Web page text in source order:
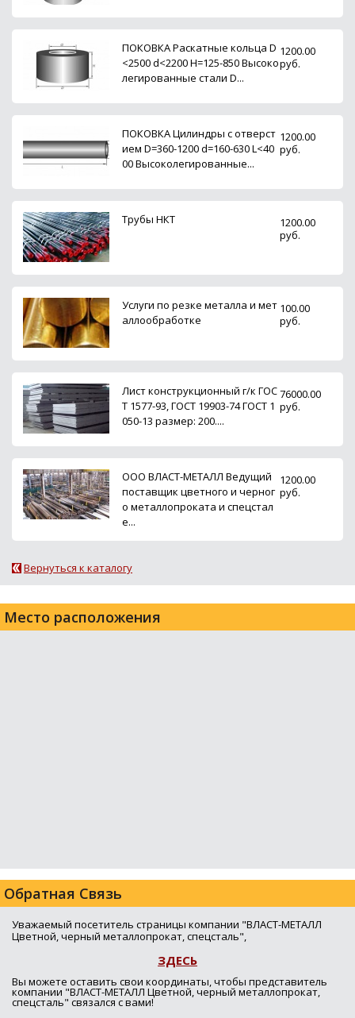
ПОКОВКА Раскатные кольца D
<2500 d<2200 H=125-850 Высоко
легированные стали D...
1200.00
руб.
ПОКОВКА Цилиндры с отверст
ием D=360-1200 d=160-630 L<40
00 Высоколегированные...
1200.00
руб.
Трубы НКТ
1200.00
руб.
Услуги по резке металла и мет
аллообработке
100.00
руб.
Лист конструкционный г/к ГОС
Т 1577-93, ГОСТ 19903-74 ГОСТ 1
050-13 размер: 200....
76000.00
руб.
ООО ВЛАСТ-МЕТАЛЛ Ведущий
поставщик цветного и черног
о металлопроката и спецстал
е...
1200.00
руб.
Вернуться к каталогу
Место расположения
Обратная Связь
Уважаемый посетитель страницы компании "ВЛАСТ-МЕТАЛЛ
Цветной, черный металлопрокат, спецсталь",
ЗДЕСЬ
Вы можете оставить свои координаты, чтобы представитель
компании "ВЛАСТ-МЕТАЛЛ Цветной, черный металлопрокат,
спецсталь" связался с вами!